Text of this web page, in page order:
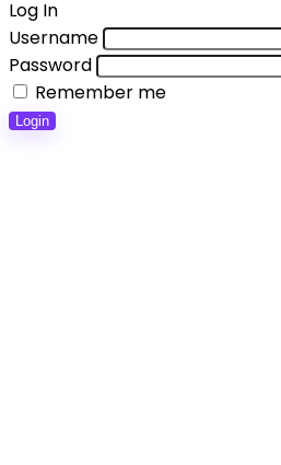
Log In
Username
Password
Remember me
Login